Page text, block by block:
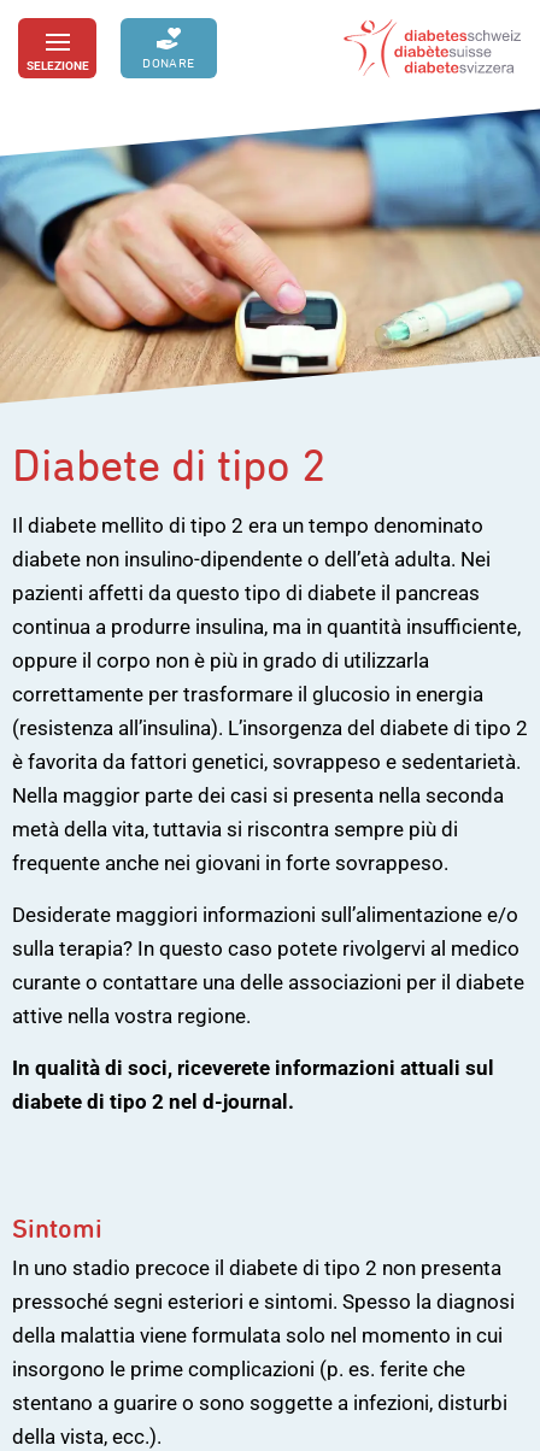
Passa
contenuto
Diabete di tipo 2
Il diabete mellito di tipo 2 era un tempo denominato
diabete non insulino-dipendente o dell’età adulta. Nei
pazienti affetti da questo tipo di diabete il pancreas
continua a produrre insulina, ma in quantità insufficiente,
oppure il corpo non è più in grado di utilizzarla
correttamente per trasformare il glucosio in energia
(resistenza all’insulina). L’insorgenza del diabete di tipo 2
è favorita da fattori genetici, sovrappeso e sedentarietà.
Nella maggior parte dei casi si presenta nella seconda
metà della vita, tuttavia si riscontra sempre più di
frequente anche nei giovani in forte sovrappeso.
Desiderate maggiori informazioni sull’alimentazione e/o
sulla terapia? In questo caso potete rivolgervi al medico
curante o contattare una delle associazioni per il diabete
attive nella vostra regione.
In qualità di soci, riceverete informazioni attuali sul
diabete di tipo 2 nel d-journal.
Sintomi
In uno stadio precoce il diabete di tipo 2 non presenta
pressoché segni esteriori e sintomi. Spesso la diagnosi
della malattia viene formulata solo nel momento in cui
insorgono le prime complicazioni (p. es. ferite che
stentano a guarire o sono soggette a infezioni, disturbi
della vista, ecc.).
toggle
menu
SELEZIONE DONARE